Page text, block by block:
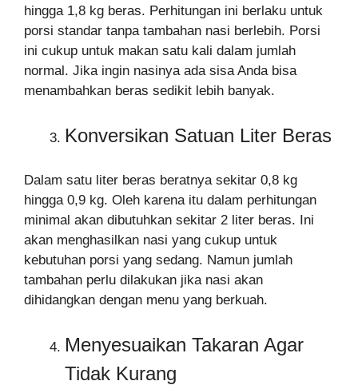
hingga 1,8 kg beras. Perhitungan ini berlaku untuk
porsi standar tanpa tambahan nasi berlebih. Porsi
ini cukup untuk makan satu kali dalam jumlah
normal. Jika ingin nasinya ada sisa Anda bisa
menambahkan beras sedikit lebih banyak.
Konversikan Satuan Liter Beras
Dalam satu liter beras beratnya sekitar 0,8 kg
hingga 0,9 kg. Oleh karena itu dalam perhitungan
minimal akan dibutuhkan sekitar 2 liter beras. Ini
akan menghasilkan nasi yang cukup untuk
kebutuhan porsi yang sedang. Namun jumlah
tambahan perlu dilakukan jika nasi akan
dihidangkan dengan menu yang berkuah.
Menyesuaikan Takaran Agar
Tidak Kurang